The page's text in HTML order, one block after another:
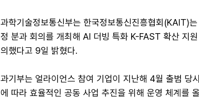
과학기술정보통신부는 한국정보통신진흥협회(KAIT)
정 분과 회의를 개최해 AI 더빙 특화 K-FAST 확산 지
의했다고 9일 밝혔다.
과기부는 얼라이언스 참여 기업이 지난해 4월 출범 당
에 따라 효율적인 공동 사업 추진을 위해 운영 체계를